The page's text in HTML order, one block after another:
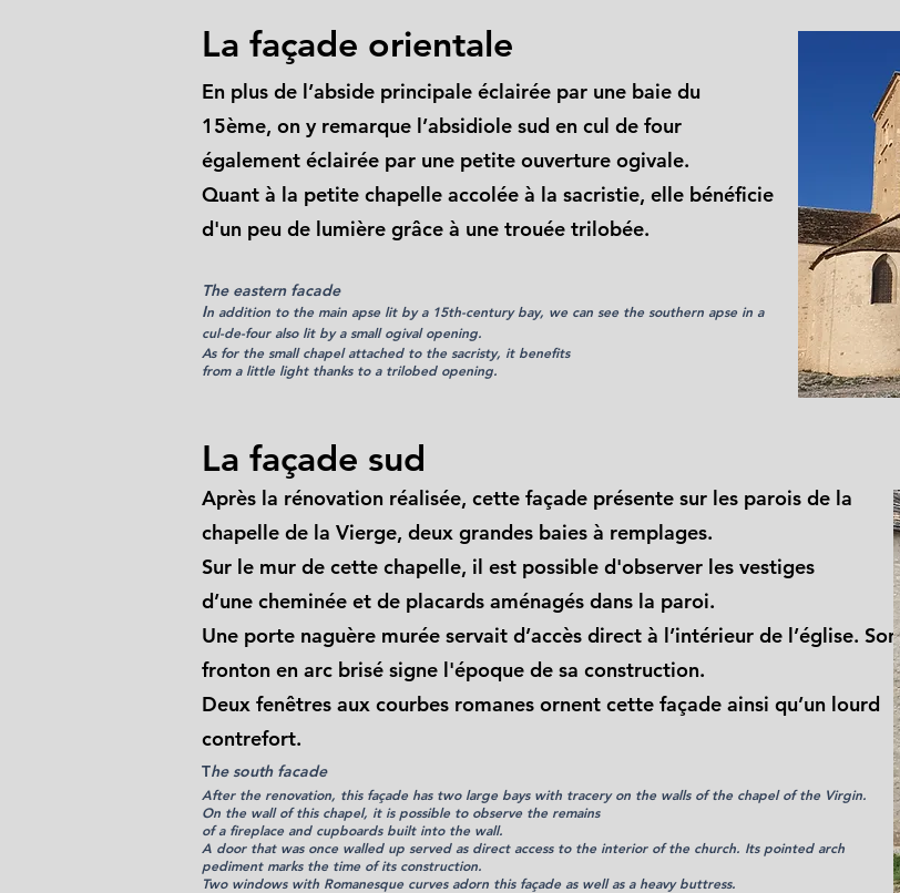
La façade orientale
En plus de l’abside principale éclairée par une baie du
15ème, on y remarque l’absidiole sud en cul de four
également éclairée par une petite ouverture ogivale.
Quant à la petite chapelle accolée à la sacristie, elle bénéficie
d'un peu de lumière grâce à une trouée trilobée.
The eastern facade
In addition to the main apse lit by a 15th-century bay, we can see the southern apse in a
cul-de-fouralso lit by a small ogival opening.
As for the small chapel attached to the sacristy, it benefits
from a little light thanks to a trilobed opening.
La façade sud
Après la rénovation réalisée, cette façade présente sur les parois de la
chapelle de la Vierge, deux grandes baies à remplages.
Sur le mur de cette chapelle, il est possible d'observer les vestiges
d’une cheminée et de placards aménagés dans la paroi.
Une porte naguère murée servait d’accès direct à l’intérieur de l’église. Son
fronton en arc brisé signe l'époque de sa construction.
Deux fenêtres aux courbes romanes ornent cette façade ainsi qu’un lourd
contrefort.
The south facade
After the renovation, this façade has two large bays with tracery on the walls of the chapel of the Virgin.
On the wall of this chapel, it is possible to observe the remains
of a fireplace and cupboards built into the wall.
A door that was once walled up served as direct access to the interior of the church. Its pointed arch
pediment marks the time of its construction.
Two windows with Romanesque curves adorn this façade as well as a heavy buttress.